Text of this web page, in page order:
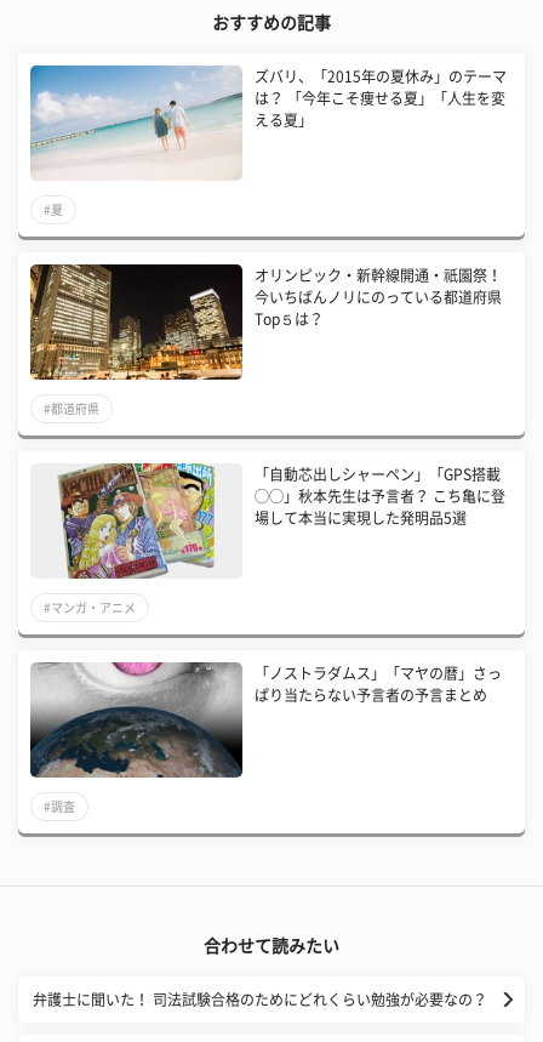
おすすめの記事
ズバリ、「2015年の夏休み」のテーマ
は？ 「今年こそ痩せる夏」「人生を変
える夏」
#夏
オリンピック・新幹線開通・祇園祭！
今いちばんノリにのっている都道府県
Top５は？
#都道府県
「自動芯出しシャーペン」「GPS搭載
◯◯」秋本先生は予言者？ こち亀に登
場して本当に実現した発明品5選
#マンガ・アニメ
「ノストラダムス」「マヤの暦」さっ
ぱり当たらない予言者の予言まとめ
#調査
合わせて読みたい
弁護士に聞いた！ 司法試験合格のためにどれくらい勉強が必要なの？